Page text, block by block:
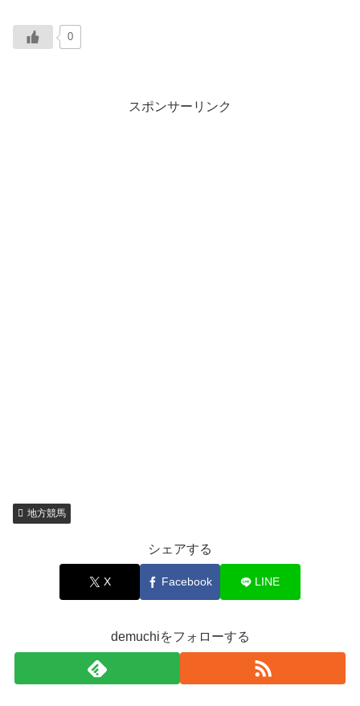
0
スポンサーリンク
地方競馬
シェアする
X Facebook LINE
demuchiをフォローする